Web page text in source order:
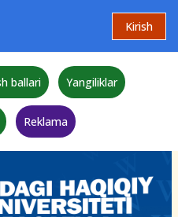
Kirish
ballari Yangiliklar
Reklama